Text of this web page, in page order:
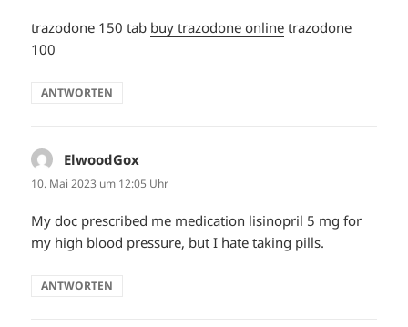
trazodone 150 tab buy trazodone online trazodone
100
ANTWORTEN
ElwoodGox
10. Mai 2023 um 12:05 Uhr
My doc prescribed me medication lisinopril 5 mg for
my high blood pressure, but I hate taking pills.
ANTWORTEN